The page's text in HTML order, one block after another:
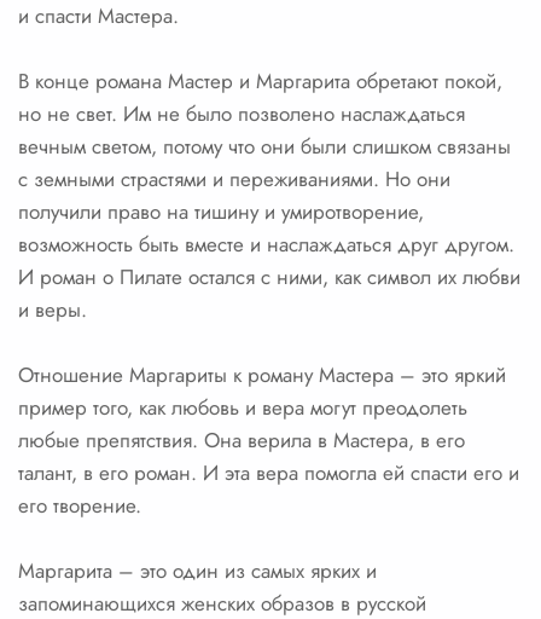
и спасти Мастера.
В конце романа Мастер и Маргарита обретают покой,
но не свет. Им не было позволено наслаждаться
вечным светом, потому что они были слишком связаны
с земными страстями и переживаниями. Но они
получили право на тишину и умиротворение,
возможность быть вместе и наслаждаться друг другом.
И роман о Пилате остался с ними, как символ их любви
и веры.
Отношение Маргариты к роману Мастера – это яркий
пример того, как любовь и вера могут преодолеть
любые препятствия. Она верила в Мастера, в его
талант, в его роман. И эта вера помогла ей спасти его и
его творение.
Маргарита – это один из самых ярких и
запоминающихся женских образов в русской